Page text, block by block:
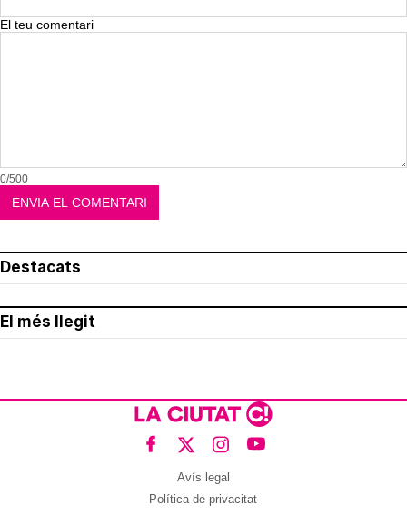
El teu comentari
0/500
Destacats
El més llegit
Avís legal
Política de privacitat